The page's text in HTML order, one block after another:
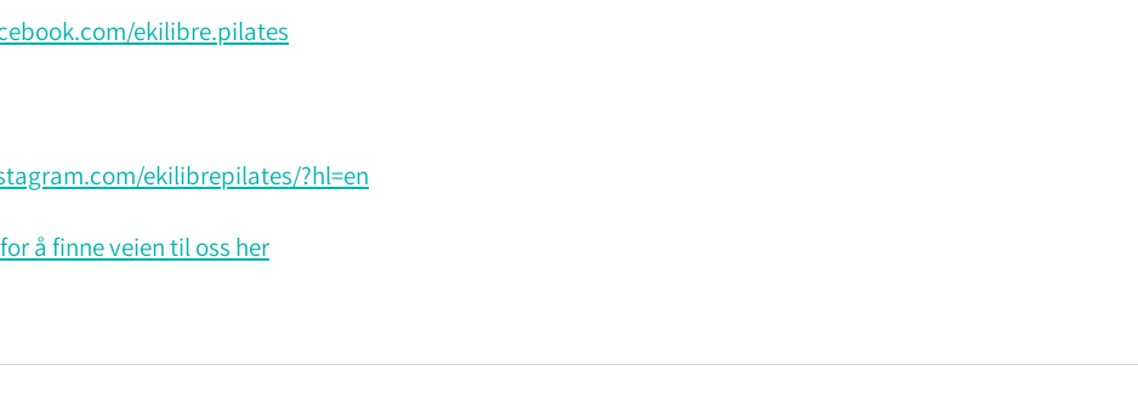
ekilibre.pilates
ekilibrepilates/?hl=en
å finne veien til oss her